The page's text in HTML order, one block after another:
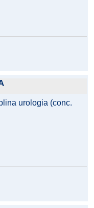
urologia (conc.